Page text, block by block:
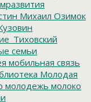
Михаил Озимок
семьи
мобильная связь
Молодая
молодежь молоко